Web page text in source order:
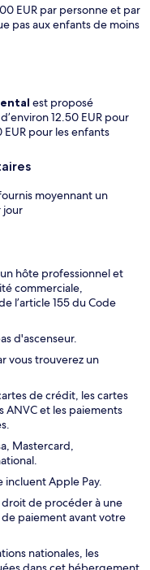
EUR par personne et par
pas aux enfants de moins
est proposé
12.50 EUR pour
EUR pour les enfants
moyennant un
jour
hôte professionnel et
commerciale,
l’article 155 du Code
d'ascenseur.
vous trouverez un
de crédit, les cartes
ANVC et les paiements
Mastercard,
incluent Apple Pay.
de procéder à une
paiement avant votre
nationales, les